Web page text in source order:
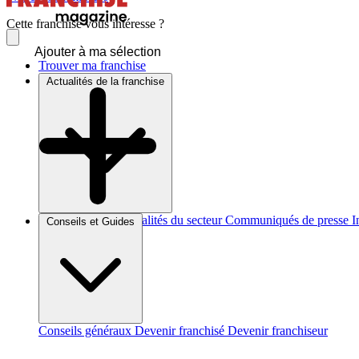
Trouver ma franchise
Actualités de la franchise
Brèves et actus Actualités du secteur Communiqués de presse
Conseils et Guides
Conseils généraux Devenir franchisé Devenir franchiseur
Cette franchise vous intéresse ?
Ajouter à ma sélection